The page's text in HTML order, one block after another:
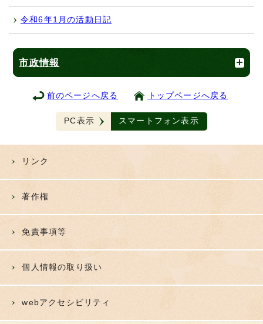
令和6年1月の活動日記
市政情報
前のページへ戻る トップページへ戻る
PC表示 スマートフォン表示
リンク
著作権
免責事項等
個人情報の取り扱い
webアクセシビリティ